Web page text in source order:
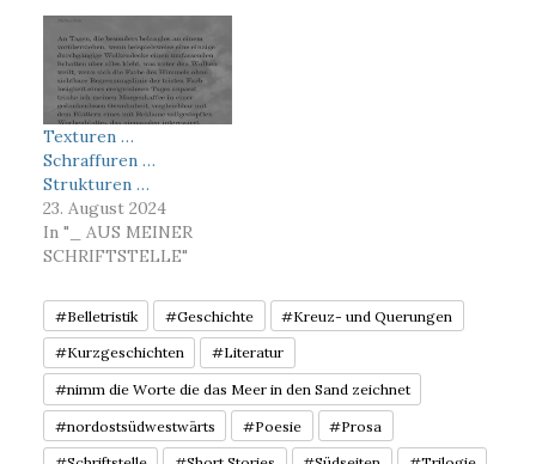
Texturen …
Schraffuren …
Strukturen …
23. August 2024
In "_ AUS MEINER
SCHRIFTSTELLE"
#Belletristik #Geschichte #Kreuz- und Querungen
#Kurzgeschichten #Literatur
#nimm die Worte die das Meer in den Sand zeichnet
#nordostsüdwestwärts #Poesie #Prosa